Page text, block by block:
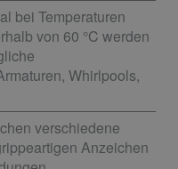
bei Temperaturen
von 60 °C werden
Whirlpools,
verschiedene
Anzeichen